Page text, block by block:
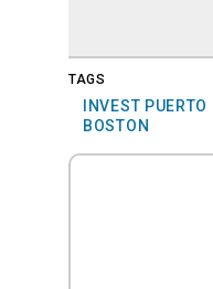
TAGS
INVEST PUERTO
BOSTON